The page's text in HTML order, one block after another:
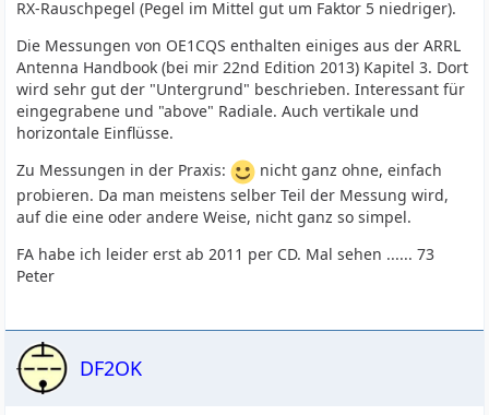
RX-Rauschpegel (Pegel im Mittel gut um Faktor 5 niedriger).
Die Messungen von OE1CQS enthalten einiges aus der ARRL
Antenna Handbook (bei mir 22nd Edition 2013) Kapitel 3. Dort
wird sehr gut der "Untergrund" beschrieben. Interessant für
eingegrabene und "above" Radiale. Auch vertikale und
horizontale Einflüsse.
Zu Messungen in der Praxis:
nicht ganz ohne, einfach
probieren. Da man meistens selber Teil der Messung wird,
auf die eine oder andere Weise, nicht ganz so simpel.
FA habe ich leider erst ab 2011 per CD. Mal sehen ...... 73
Peter
DF2OK